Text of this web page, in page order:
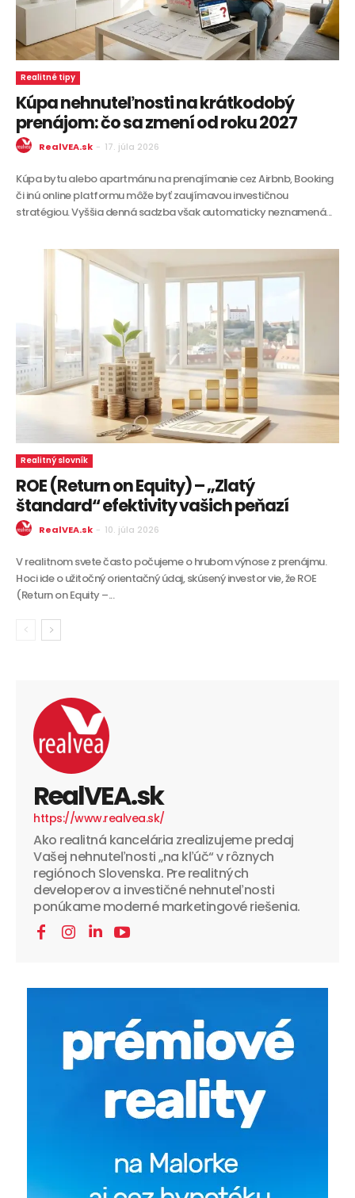
Realitné tipy
Kúpa nehnuteľnosti na krátkodobý
prenájom: čo sa zmení od roku 2027
RealVEA.sk - 17. júla 2026
Kúpa bytu alebo apartmánu na prenajímanie cez Airbnb, Booking
či inú online platformu môže byť zaujímavou investičnou
stratégiou. Vyššia denná sadzba však automaticky neznamená...
Realitný slovník
ROE (Return on Equity) – „Zlatý
štandard“ efektivity vašich peňazí
RealVEA.sk - 10. júla 2026
V realitnom svete často počujeme o hrubom výnose z prenájmu.
Hoci ide o užitočný orientačný údaj, skúsený investor vie, že ROE
(Return on Equity –...
RealVEA.sk
https://www.realvea.sk/
Ako realitná kancelária zrealizujeme predaj
Vašej nehnuteľnosti „na kľúč“ v rôznych
regiónoch Slovenska. Pre realitných
developerov a investičné nehnuteľnosti
ponúkame moderné marketingové riešenia.